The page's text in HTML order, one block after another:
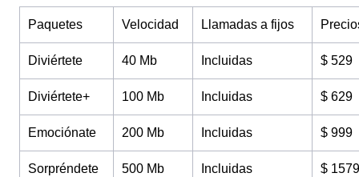
Paquetes Velocidad Llamadas a fijos
Diviértete 40 Mb Incluidas $ 529
Diviértete+ 100 Mb Incluidas $ 629
Emociónate 200 Mb Incluidas $ 999
Sorpréndete 500 Mb Incluidas $ 1579